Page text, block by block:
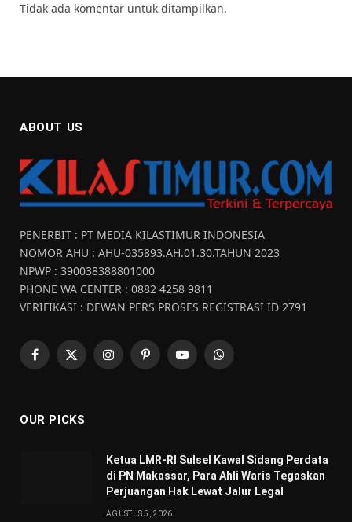
Tidak ada komentar untuk ditampilkan.
ABOUT US
PENERBIT : PT MEDIA KILASTIMUR INDONESIA
NOMOR AHU : AHU-035893.AH.01.30.TAHUN 2023
NPWP : 390038388801000
PHONE WA CENTER : 0882 4258 9811
VERIFIKASI : DEWAN PERS PROSES REGISTRASI ID 2791
Facebook
X
InstagramPinterestYouTubeWhatsApp
OUR PICKS
Ketua LMR-RI Sulsel Kawal Sidang Perdata
di PN Makassar, Para Ahli Waris Tegaskan
Perjuangan Hak Lewat Jalur Legal
AGUSTUS 5, 2026